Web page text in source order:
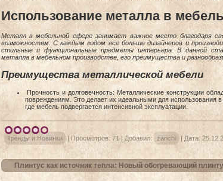
Использование металла в
Металл в мебельной сфере занимает важное место благодаря
возможностям. С каждым годом все больше дизайнеров и
стильные и функциональные предметы интерьера. В данной
металла в мебельном производстве, его преимущества и
Преимущества металлической мебели
Прочность и долговечность: Металлические конструкции
повреждениям. Это делает их идеальными для использования
где мебель подвергается интенсивной эксплуатации.
Тренды и Новинки | Просмотров: 71 | Добавил: zanchi | Дата:
Плинтус как источник тепла: Новый обогревающий